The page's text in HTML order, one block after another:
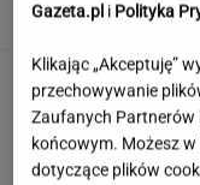
jego
Gazeta.pl i Polityka
Klikając „Akceptuję”
przechowywanie
Zaufanych Partnerów
końcowym. Możesz
dotyczące plików